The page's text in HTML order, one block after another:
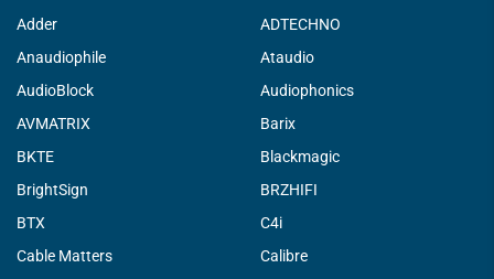
Adder
ADTECHNO
Anaudiophile
Ataudio
AudioBlock
Audiophonics
AVMATRIX
Barix
BKTE
Blackmagic
BrightSign
BRZHIFI
BTX
C4i
Cable Matters
Calibre